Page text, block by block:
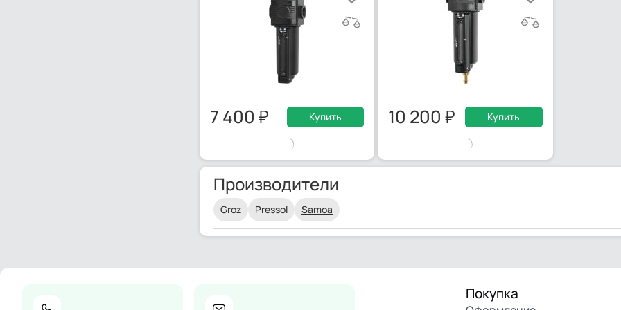
7 400 Купить 10 200 Купить
Производители
Groz Pressol Samoa
Покупка